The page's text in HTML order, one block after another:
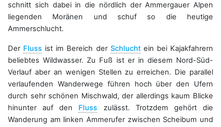
schnitt sich dabei in die nördlich der Ammergauer Alpen
liegenden Moränen und schuf so die heutige
Ammerschlucht.
Der Fluss ist im Bereich der Schluchtein bei Kajakfahrern
beliebtes Wildwasser. Zu Fuß ist er in diesem Nord-Süd-
Verlauf aber an wenigen Stellen zu erreichen. Die parallel
verlaufenden Wanderwege führen hoch über den Ufern
durch sehr schönen Mischwald, der allerdings kaum Blicke
hinunter auf den Fluss zulässt. Trotzdem gehört die
Wanderung am linken Ammerufer zwischen Scheibum und